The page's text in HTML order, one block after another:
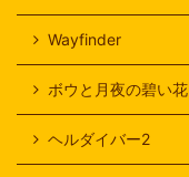
Wayfinder
ボウと月夜の碧い花
ヘルダイバー2